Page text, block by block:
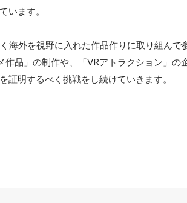
います。
海外を視野に入れた作品作りに取り組んで
品」の制作や、「VRアトラクション」の
明するべく挑戦をし続けていきます。